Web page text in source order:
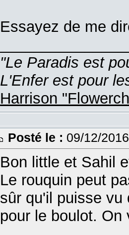
Essayez de me
"Le Paradis est
L'Enfer est pour
Harrison
Posté le : 09/12/
Bon little et Sahil
Le rouquin peut
sûr qu'il puisse vu
pour le boulot.